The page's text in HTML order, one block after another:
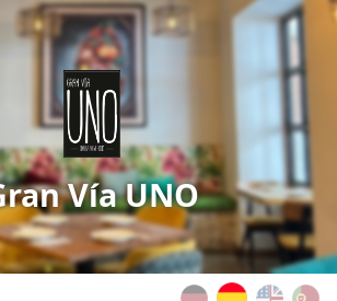
Vía UNO